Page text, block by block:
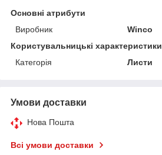
Основні атрибути
Виробник
Winco
Користувальницькі характеристики
Категорія
Листи
Умови доставки
Нова Пошта
Всі умови доставки